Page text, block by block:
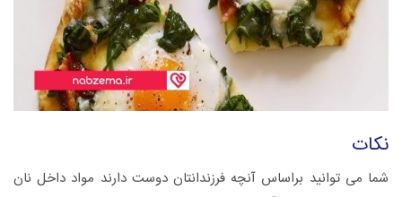
نکات
شما می توانید براساس آنچه فرزندانتان دوست دارند مواد داخل نان